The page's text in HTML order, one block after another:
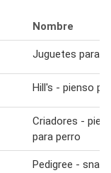
Nombre
Juguetes para
Hill's - pienso
Criadores -
para perro
Pedigree -